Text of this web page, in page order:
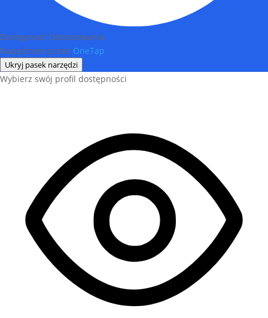
Dostępność Dostosowania
Napędzane przez OneTap
Ukryj pasek narzędzi
Wybierz swój profil dostępności